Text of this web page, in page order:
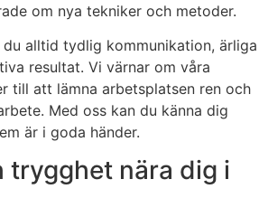
om nya tekniker och metoder.
alltid tydlig kommunikation, ärliga
resultat. Vi värnar om våra
till att lämna arbetsplatsen ren och
Med oss kan du känna dig
är i goda händer.
trygghet nära dig i